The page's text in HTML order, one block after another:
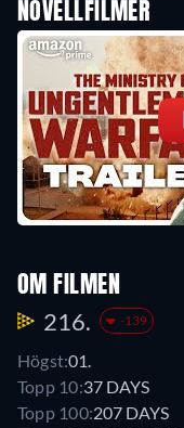
NOVELLFILMER
OM FILMEN
216. -139
Högst:01.
Topp 10:37 DAYS
Topp 100:207 DAYS